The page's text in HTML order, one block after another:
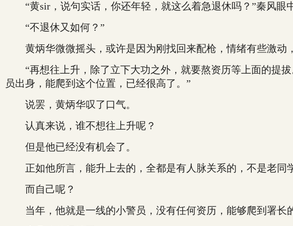
“黄sir，说句实话，你还年轻，就这么着急退休吗？”秦风眼
“不退休又如何？”
黄炳华微微摇头，或许是因为刚找回来配枪，情绪有些激动
“再想往上升，除了立下大功之外，就要熬资历等上面的提拔
员出身，能爬到这个位置，已经很高了。”
说罢，黄炳华叹了口气。
认真来说，谁不想往上升呢？
但是他已经没有机会了。
正如他所言，能升上去的，全都是有人脉关系的，不是老同
而自己呢？
当年，他就是一线的小警员，没有任何资历，能够爬到署长